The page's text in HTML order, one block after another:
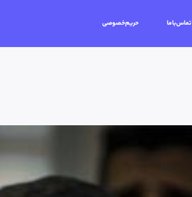
تماس‌باما حریم‌خصوصی